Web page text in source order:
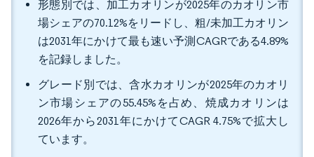
形態別では、加工カオリンが2025年のカオリン市
場シェアの70.12%をリードし、粗/未加工カオリン
は2031年にかけて最も速い予測CAGRである4.89%
を記録しました。
グレード別では、含水カオリンが2025年のカオリ
ン市場シェアの55.45%を占め、焼成カオリンは
2026年から2031年にかけてCAGR 4.75%で拡大し
ています。